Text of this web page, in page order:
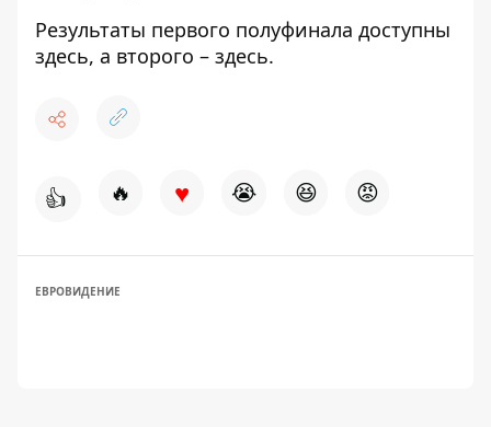
Результаты первого полуфинала доступны
здесь, а второго – здесь.
👍 🔥 ♥ 😭 😆 😡
ЕВРОВИДЕНИЕ